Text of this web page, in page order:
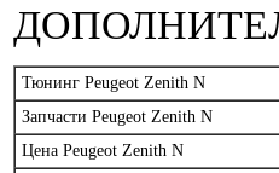
Тюнинг Peugeot Zenith N
Запчасти Peugeot Zenith N
Цена Peugeot Zenith N